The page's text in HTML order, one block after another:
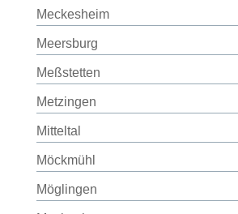
Meckesheim
Meersburg
Meßstetten
Metzingen
Mitteltal
Möckmühl
Möglingen